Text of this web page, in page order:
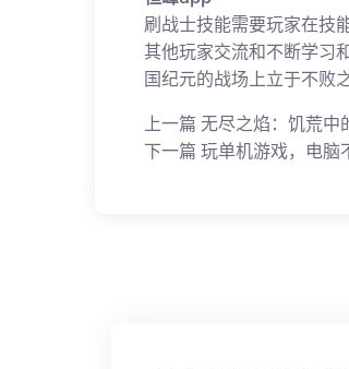
刷战士技能需要玩家在技
其他玩家交流和不断学习
国纪元的战场上立于不败之
上一篇 无尽之焰：饥荒中
下一篇 玩单机游戏，电脑